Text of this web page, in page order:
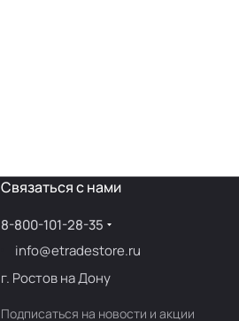
Связаться с нами
8-800-101-28-35
info@etradestore.ru
г. Ростов на Дону
Подписаться на новости и акции